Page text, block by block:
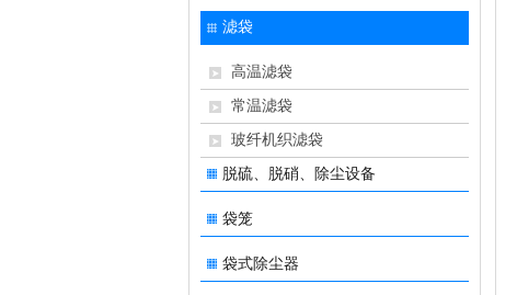
滤袋
高温滤袋
常温滤袋
玻纤机织滤袋
脱硫、脱硝、除尘设备
袋笼
袋式除尘器